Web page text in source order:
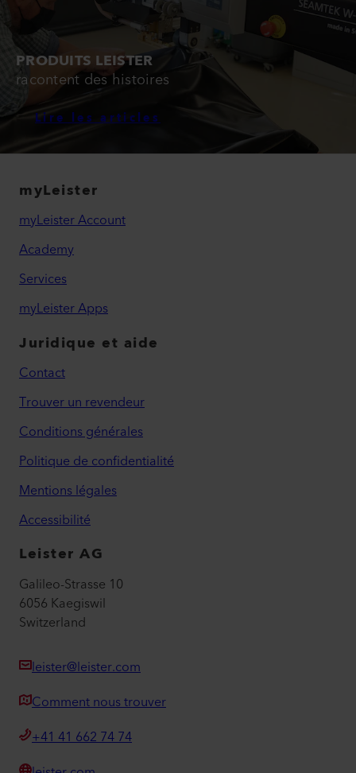
PRODUITS LEISTER
racontent des histoires
Lire les articles
myLeister
myLeister Account
Academy
Services
myLeister Apps
Juridique et aide
Contact
Trouver un revendeur
Conditions générales
Politique de confidentialité
Mentions légales
Accessibilité
Leister AG
Galileo-Strasse 10
6056 Kaegiswil
Switzerland
leister@leister.com
Comment nous trouver
+41 41 662 74 74